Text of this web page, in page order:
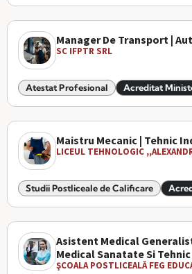
Manager De Transport |
SC IFPTR SRL
Atestat Profesional Acreditat
Maistru Mecanic | Tehnic
LICEUL TEHNOLOGIC
Studii Postliceale de Calificare
Asistent Medical
Medical Sanatate Si Tehnic
ŞCOALA POSTLICEALĂ FEG